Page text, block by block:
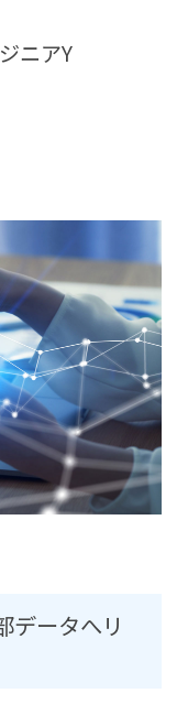
『Ryobi-
ニアY
データへリ